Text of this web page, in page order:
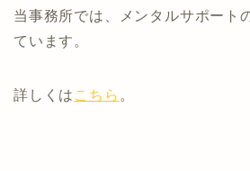
当事務所では、メンタルサポート
ています。
詳しくは こちら 。